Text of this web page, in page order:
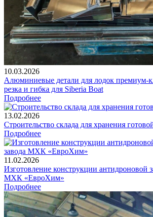
10.03.2026
Алюминиевые детали для лодок премиум-
резка и гибка для Siberia Boat
Подробнее
13.02.2026
Строительство склада для хранения
Подробнее
11.02.2026
Изготовление конструкции антидроновой
МХК «ЕвроХим»
Подробнее